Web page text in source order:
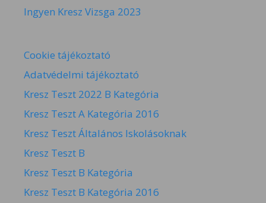
Ingyen Kresz Vizsga 2023
Cookie tájékoztató
Adatvédelmi tájékoztató
Kresz Teszt 2022 B Kategória
Kresz Teszt A Kategória 2016
Kresz Teszt Általános Iskolásoknak
Kresz Teszt B
Kresz Teszt B Kategória
Kresz Teszt B Kategória 2016